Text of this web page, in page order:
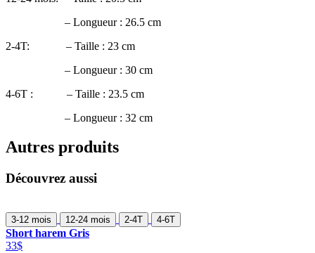
– Longueur : 26.5 cm
2-4T: – Taille : 23 cm
– Longueur : 30 cm
4-6T : – Taille : 23.5 cm
– Longueur : 32 cm
Autres produits
Découvrez aussi
3-12 mois 12-24 mois 2-4T 4-6T
Short harem Gris
33$